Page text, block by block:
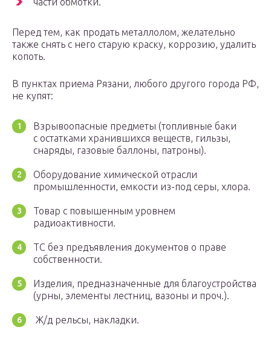
Перед тем, как продать металлолом, желательно
также снять с него старую краску, коррозию, удалить
копоть.
В пунктах приема Рязани, любого другого города РФ,
не купят:
Взрывоопасные предметы (топливные баки
с остатками хранившихся веществ, гильзы,
снаряды, газовые баллоны, патроны).
Оборудование химической отрасли
промышленности, емкости из-под серы, хлора.
Товар с повышенным уровнем
радиоактивности.
ТС без предъявления документов о праве
собственности.
Изделия, предназначенные для благоустройства
(урны, элементы лестниц, вазоны и проч.).
Ж/д рельсы, накладки.